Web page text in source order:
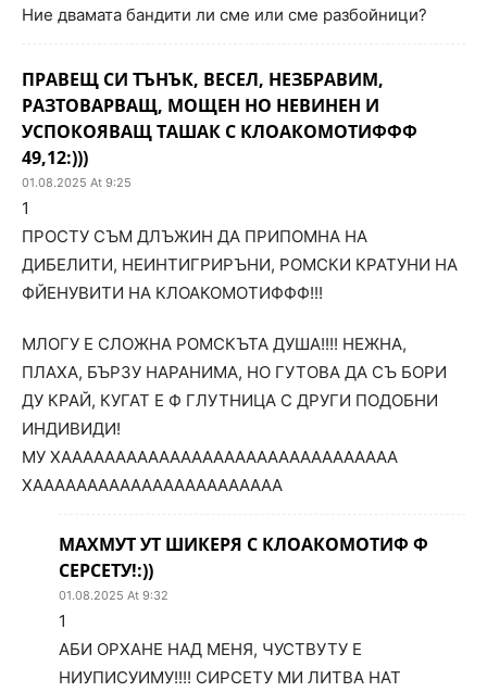
Ние двамата бандити ли сме или сме разбойници?
ПРАВЕЩ СИ ТЪНЪК, ВЕСЕЛ, НЕЗБРАВИМ,
РАЗТОВАРВАЩ, МОЩЕН НО НЕВИНЕН И
УСПОКОЯВАЩ ТАШАК С КЛОАКОМОТИФФФ
49,12:)))
01.08.2025 At 9:25
1
ПРОСТУ СЪМ ДЛЪЖИН ДА ПРИПОМНА НА
ДИБЕЛИТИ, НЕИНТИГРИРЪНИ, РОМСКИ КРАТУНИ НА
ФЙЕНУВИТИ НА КЛОАКОМОТИФФФ!!!
МЛОГУ Е СЛОЖНА РОМСКЪТА ДУША!!!! НЕЖНА,
ПЛАХА, БЪРЗУ НАРАНИМА, НО ГУТОВА ДА СЪ БОРИ
ДУ КРАЙ, КУГАТ Е Ф ГЛУТНИЦА С ДРУГИ ПОДОБНИ
ИНДИВИДИ!
МУ ХААААААААААААААААААААААААААААААА
ХААААААААААААААААААААААА
МАХМУТ УТ ШИКЕРЯ С КЛОАКОМОТИФ Ф
СЕРСЕТУ!:))
01.08.2025 At 9:32
1
АБИ ОРХАНЕ НАД МЕНЯ, ЧУСТВУТУ Е
НИУПИСУИМУ!!!! СИРСЕТУ МИ ЛИТВА НАТ